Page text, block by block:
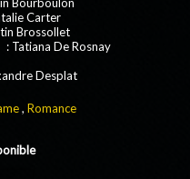
Carter
Brossollet
Tatiana De Rosnay
Desplat
,Romance